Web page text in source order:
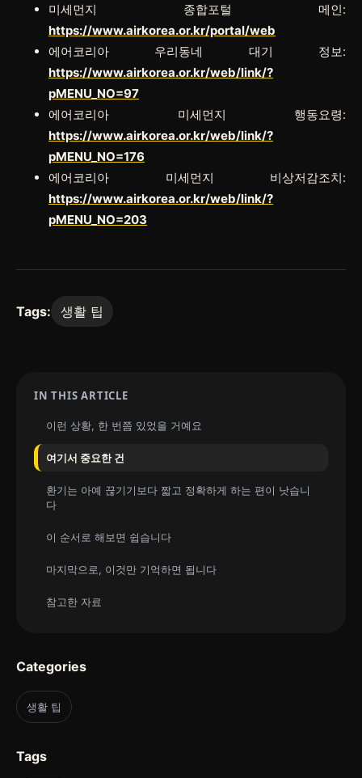
미세먼지 종합포털 메인:
https://www.airkorea.or.kr/portal/web
에어코리아 우리동네 대기 정보:
https://www.airkorea.or.kr/web/link/?
pMENU_NO=97
에어코리아 미세먼지 행동요령:
https://www.airkorea.or.kr/web/link/?
pMENU_NO=176
에어코리아 미세먼지 비상저감조치:
https://www.airkorea.or.kr/web/link/?
pMENU_NO=203
Tags: 생활 팁
IN THIS ARTICLE
이런 상황, 한 번쯤 있었을 거예요
여기서 중요한 건
환기는 아예 끊기기보다 짧고 정확하게 하는 편이 낫습니
다
이 순서로 해보면 쉽습니다
마지막으로, 이것만 기억하면 됩니다
참고한 자료
Categories
생활 팁
Tags